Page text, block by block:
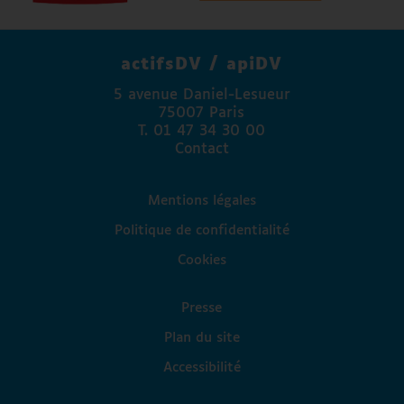
La Banque Postale
actifsDV / apiDV
5 avenue Daniel-Lesueur
75007 Paris
T. 01 47 34 30 00
Contact
Mentions légales
Politique de confidentialité
Cookies
Presse
Plan du site
Accessibilité